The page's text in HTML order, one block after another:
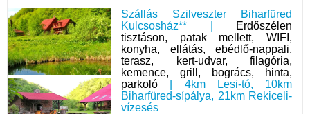
Szállás Szilveszter Biharfüred
Kulcsosház** |
Erdőszélen
tisztáson, patak mellett, WIFI,
konyha, ellátás, ebédlő-nappali,
terasz, kert-udvar, filagória,
kemence, grill, bogrács, hinta,
parkoló | 4km Lesi-tó, 10km
Biharfüred-sípálya, 21km Rekiceli-
vízesés